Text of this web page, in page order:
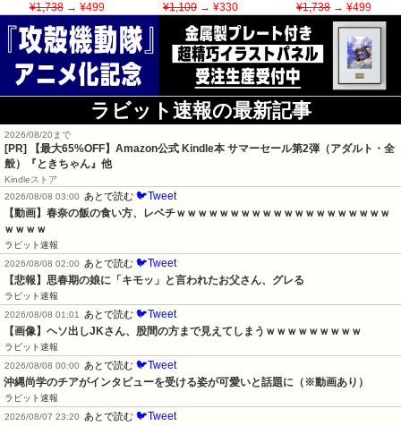
¥1,738→ ¥499 ¥1,100→ ¥330 ¥1,738→ ¥499
ラビット速報の最新記事
2026/08/20まで
[PR]
【最大65%OFF】Amazon公式 Kindle本 サマーセール第2弾（アダルト・全
般）『ときちゃん』他
Kindleストア
2026/08/08 03:00
あとで読む 🐦Tweet
【動画】春奈の飯の食い方、レベチｗｗｗｗｗｗｗｗｗｗｗｗｗｗｗｗｗｗｗｗ
ｗｗｗｗ
ラビット速報
2026/08/08 02:00
あとで読む 🐦Tweet
【悲報】思春期の娘に「キモッ」と言われたお父さん、グレる
ラビット速報
2026/08/08 01:01
あとで読む 🐦Tweet
【画像】ヘソ出しJKさん、股間の方まで見えてしまうｗｗｗｗｗｗｗｗｗ
ラビット速報
2026/08/08 00:00
あとで読む 🐦Tweet
沖縄尚学のチアがインタビューを受ける姿が可愛いと話題に（※動画あり）
ラビット速報
2026/08/07 23:20
あとで読む 🐦Tweet